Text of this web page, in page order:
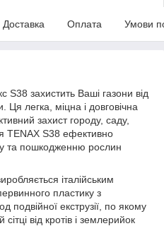
Доставка Оплата Умови
S38 захистить Ваші газони від
легка, міцна і довговічна
захист городу, саду,
TENAX S38 ефективно
та пошкодженню рослин
італійським
пластику з
подвійної екструзії, по якому
від кротів і землерийок